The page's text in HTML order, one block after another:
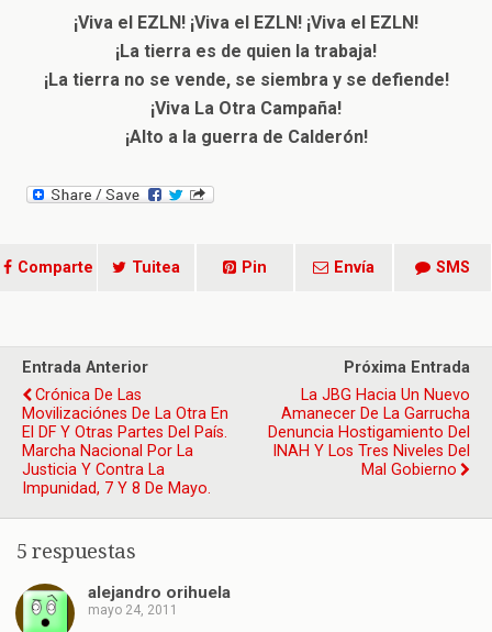
¡Viva el EZLN! ¡Viva el EZLN! ¡Viva el EZLN!
¡La tierra es de quien la trabaja!
¡La tierra no se vende, se siembra y se defiende!
¡Viva La Otra Campaña!
¡Alto a la guerra de Calderón!
Comparte Tuitea Pin Envía SMS
Entrada Anterior
Crónica De Las
Movilizaciónes De La Otra En
El DF Y Otras Partes Del País.
Marcha Nacional Por La
Justicia Y Contra La
Impunidad, 7 Y 8 De Mayo.
Próxima Entrada
La JBG Hacia Un Nuevo
Amanecer De La Garrucha
Denuncia Hostigamiento Del
INAH Y Los Tres Niveles Del
Mal Gobierno
5 respuestas
alejandro orihuela
mayo 24, 2011